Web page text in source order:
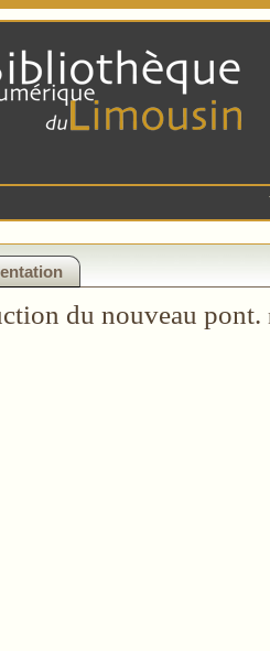
du nouveau pont.